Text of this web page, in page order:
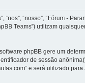
“nosso”, “Fórum -
Teams”) utilizam
phpBB gere um
de sessão
e será utilizado